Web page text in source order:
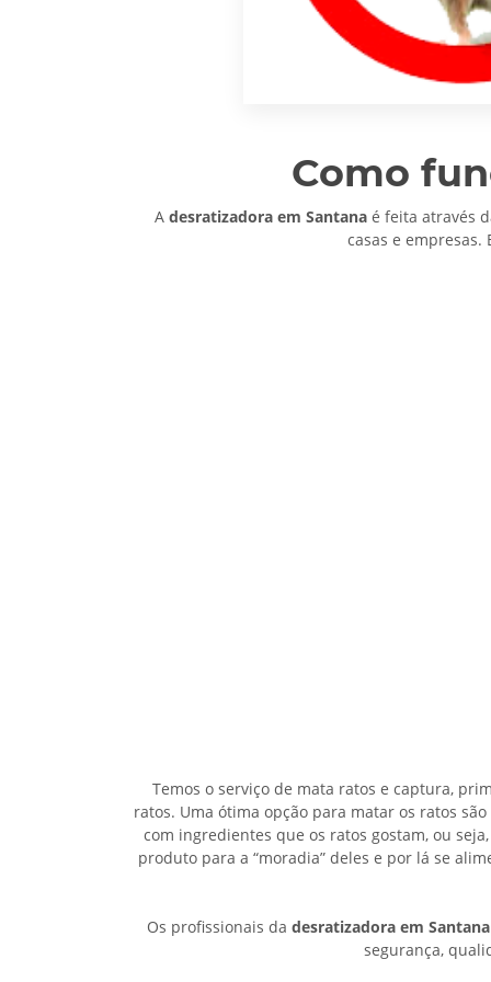
Como
A desratizadora em Santanaé feita através
casas e
Temos o serviço de mata ratos e captura,
ratos. Uma ótima opção para matar os ratos
com ingredientes que os ratos gostam, ou
produto para a “moradia” deles e por lá se
Os profissionais da desratizadora em Santana
segurança,